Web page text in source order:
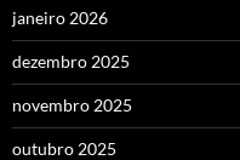
janeiro 2026
dezembro 2025
novembro 2025
outubro 2025